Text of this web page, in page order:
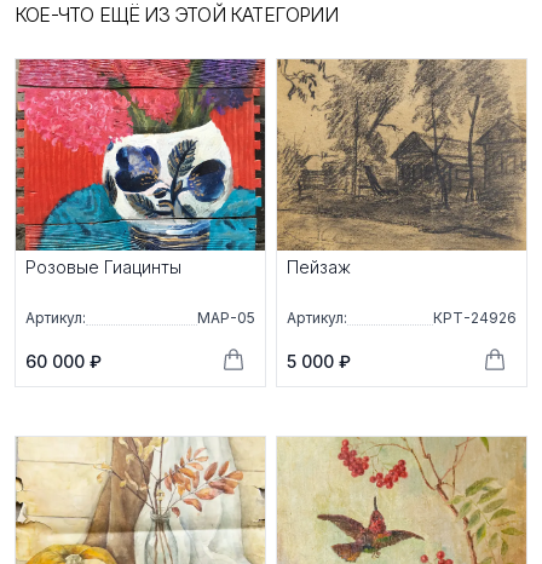
КОЕ-ЧТО ЕЩЁ ИЗ ЭТОЙ КАТЕГОРИИ
Розовые Гиацинты
Артикул: МАР-05
60 000 ₽
Пейзаж
Артикул: КРТ-24926
5 000 ₽